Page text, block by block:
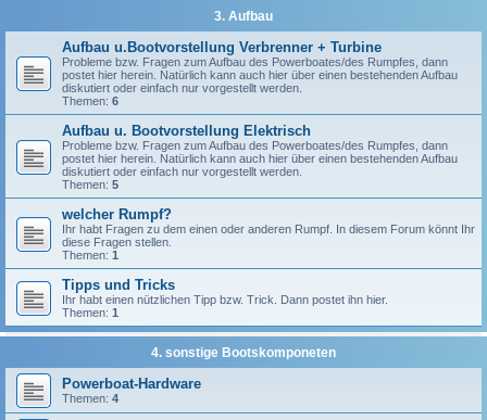
3. Aufbau
Aufbau u.Bootvorstellung Verbrenner + Turbine
Probleme bzw. Fragen zum Aufbau des Powerboates/des Rumpfes, dann
postet hier herein. Natürlich kann auch hier über einen bestehenden Aufbau
diskutiert oder einfach nur vorgestellt werden.
Themen: 6
Aufbau u. Bootvorstellung Elektrisch
Probleme bzw. Fragen zum Aufbau des Powerboates/des Rumpfes, dann
postet hier herein. Natürlich kann auch hier über einen bestehenden Aufbau
diskutiert oder einfach nur vorgestellt werden.
Themen: 5
welcher Rumpf?
Ihr habt Fragen zu dem einen oder anderen Rumpf. In diesem Forum könnt Ihr
diese Fragen stellen.
Themen: 1
Tipps und Tricks
Ihr habt einen nützlichen Tipp bzw. Trick. Dann postet ihn hier.
Themen: 1
4. sonstige Bootskomponeten
Powerboat-Hardware
Themen: 4